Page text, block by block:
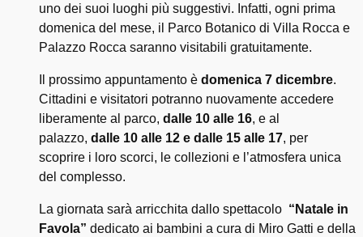
uno dei suoi luoghi più suggestivi. Infatti, ogni prima
domenica del mese, il Parco Botanico di Villa Rocca e
Palazzo Rocca saranno visitabili gratuitamente.
Il prossimo appuntamento è domenica 7 dicembre.
Cittadini e visitatori potranno nuovamente accedere
liberamente al parco, dalle 10 alle 16, e al
palazzo, dalle 10 alle 12 e dalle 15 alle 17, per
scoprire i loro scorci, le collezioni e l’atmosfera unica
del complesso.
La giornata sarà arricchita dallo spettacolo “Natale in
Favola” dedicato ai bambini a cura di Miro Gatti e della